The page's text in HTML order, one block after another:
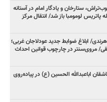
ستارخان و یادگار امام در آستانه
۴۰ساله محله پاتریس لومومبا باز شد/ انتقال مرکز
ابلاغ ضوابط جدید عودلاجان غربی؛
مروی‌سنتر در چارچوب قوانین احداث
موکب منطقه ۱۲ از عاشقان اباعبدالله الحسین (ع) در پیاده‌روی